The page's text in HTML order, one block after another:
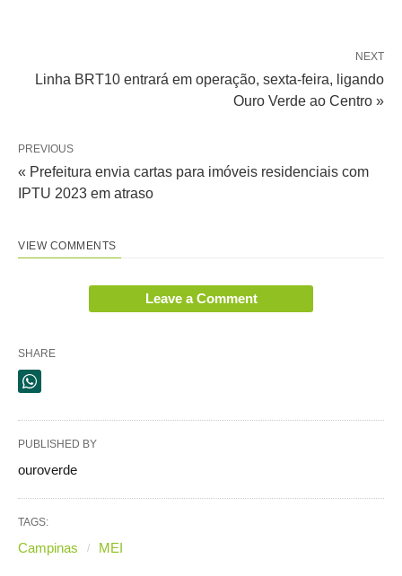
NEXT
Linha BRT10 entrará em operação, sexta-feira, ligando
Ouro Verde ao Centro »
PREVIOUS
« Prefeitura envia cartas para imóveis residenciais com
IPTU 2023 em atraso
VIEW COMMENTS
Leave a Comment
SHARE
PUBLISHED BY
ouroverde
TAGS:
Campinas MEI